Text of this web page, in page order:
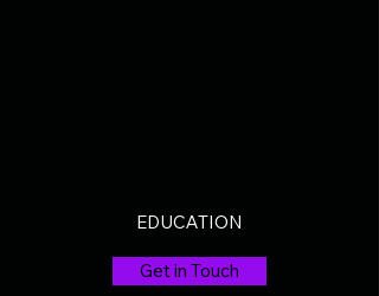
EDUCATION
Get in Touch